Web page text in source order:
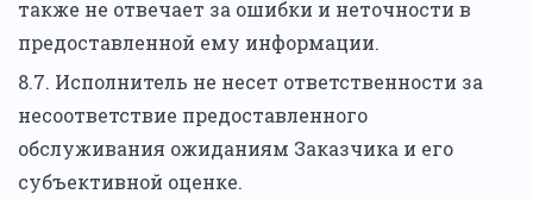
также не отвечает за ошибки и неточности в
предоставленной ему информации.
8.7. Исполнитель не несет ответственности за
несоответствие предоставленного
обслуживания ожиданиям Заказчика и его
субъективной оценке.